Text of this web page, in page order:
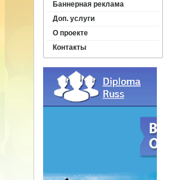
Баннерная реклама
Доп. услуги
О проекте
Контакты